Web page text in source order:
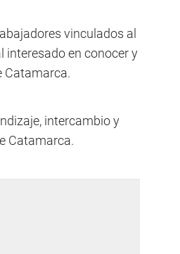
vinculados al
interesado en conocer y
Catamarca.
intercambio y
Catamarca.